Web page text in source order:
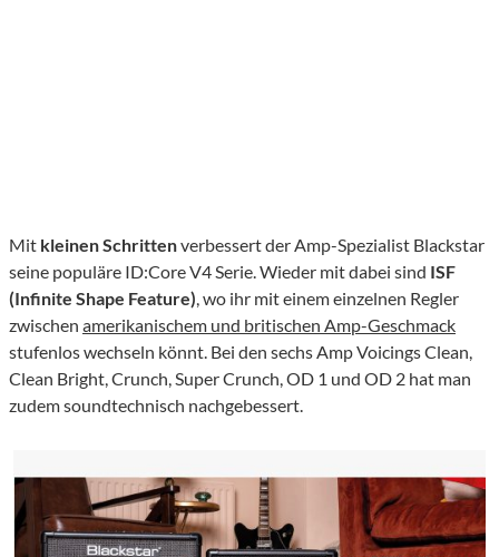
Mit kleinen Schrittenverbessert der Amp-Spezialist Blackstar
seine populäre ID:Core V4 Serie. Wieder mit dabei sind ISF
(Infinite Shape Feature), wo ihr mit einem einzelnen Regler
zwischen amerikanischem und britischen Amp-Geschmack
stufenlos wechseln könnt. Bei den sechs Amp Voicings Clean,
Clean Bright, Crunch, Super Crunch, OD 1 und OD 2 hat man
zudem soundtechnisch nachgebessert.